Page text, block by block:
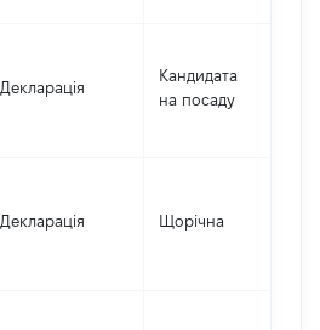
Декларація
Кандидата
на посаду
Декларація Щорічна